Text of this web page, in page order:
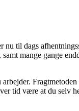
til dags
mange gange
Fragtmetoden
tid være at du selv